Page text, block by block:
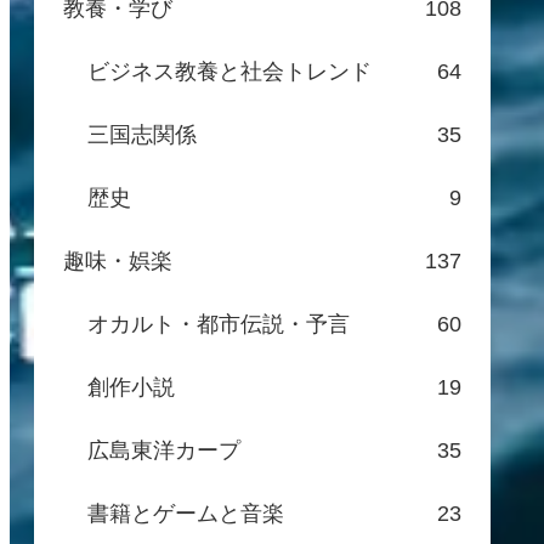
教養・学び 108
ビジネス教養と社会トレンド 64
三国志関係 35
歴史 9
趣味・娯楽 137
オカルト・都市伝説・予言 60
創作小説 19
広島東洋カープ 35
書籍とゲームと音楽 23